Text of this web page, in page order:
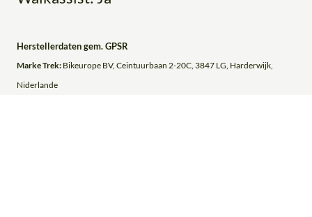
Herstellerdaten gem. GPSR
Marke Trek: Bikeurope BV, Ceintuurbaan 2-20C, 3847 LG, Harderwijk,
Niderlande